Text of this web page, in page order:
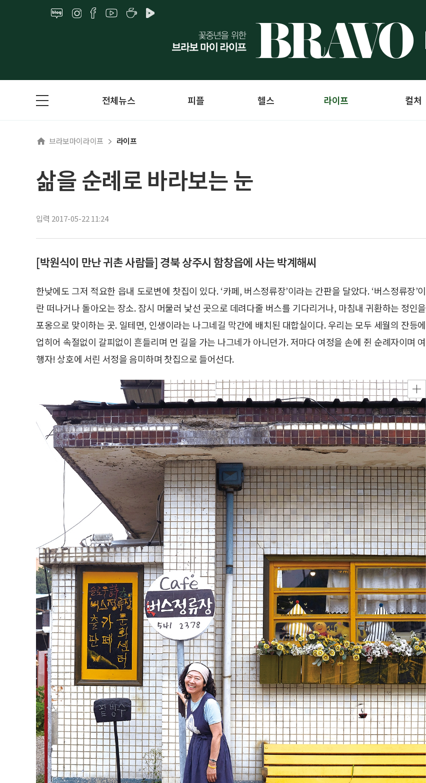
전체뉴스 피플 헬스 라이프 컬처
브라보마이라이프 라이프
삶을 순례로 바라보는 눈
입력 2017-05-22 11:24
[박원식이 만난 귀촌 사람들] 경북 상주시 함창읍에 사는 박계해씨
한낮에도 그저 적요한 읍내 도로변에 찻집이 있다. ‘카페, 버스정류장’이라는 간판을 달았다. ‘버스정류장’이
란 떠나거나 돌아오는 장소. 잠시 머물러 낯선 곳으로 데려다줄 버스를 기다리거나, 마침내 귀환하는 정인을
포옹으로 맞이하는 곳. 일테면, 인생이라는 나그네길 막간에 배치된 대합실이다. 우리는 모두 세월의 잔등에
업히어 속절없이 갈피없이 흔들리며 먼 길을 가는 나그네가 아니던가. 저마다 여정을 손에 쥔 순례자이며 여
행자! 상호에 서린 서정을 음미하며 찻집으로 들어선다.